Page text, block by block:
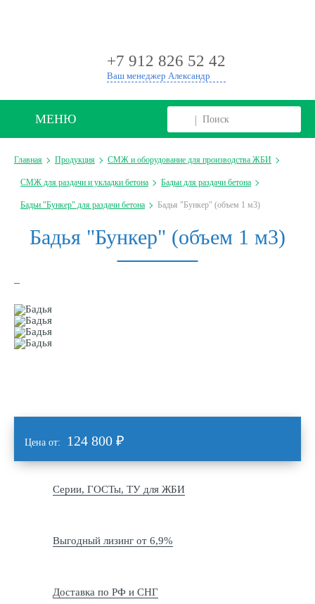
+7 912 826 52 42
Ваш менеджер Александр
МЕНЮ
Главная Продукция СМЖ и оборудование для производства ЖБИ
СМЖ для раздачи и укладки бетона Бадьи для раздачи бетона
Бадьи "Бункер" для раздачи бетона Бадья "Бункер" (объем 1 м3)
Бадья "Бункер" (объем 1 м3)
Цена от: 124 800 ₽
Серии, ГОСТы, ТУ для ЖБИ
Выгодный лизинг от 6,9%
Доставка по РФ и СНГ